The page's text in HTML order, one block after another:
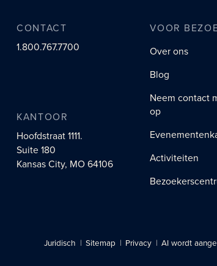
CONTACT
1.800.767.7700
KANTOOR
Hoofdstraat 1111.
Suite 180
Kansas City, MO 64106
VOOR
Over ons
Blog
Neem contact
op
Activiteiten
Juridisch Sitemap Privacy AI wordt